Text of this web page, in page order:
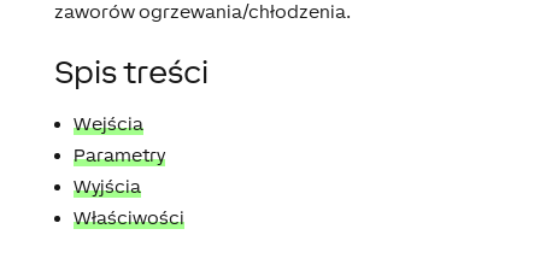
zaworów ogrzewania/chłodzenia.
Spis treści
Wejścia
Parametry
Wyjścia
Właściwości